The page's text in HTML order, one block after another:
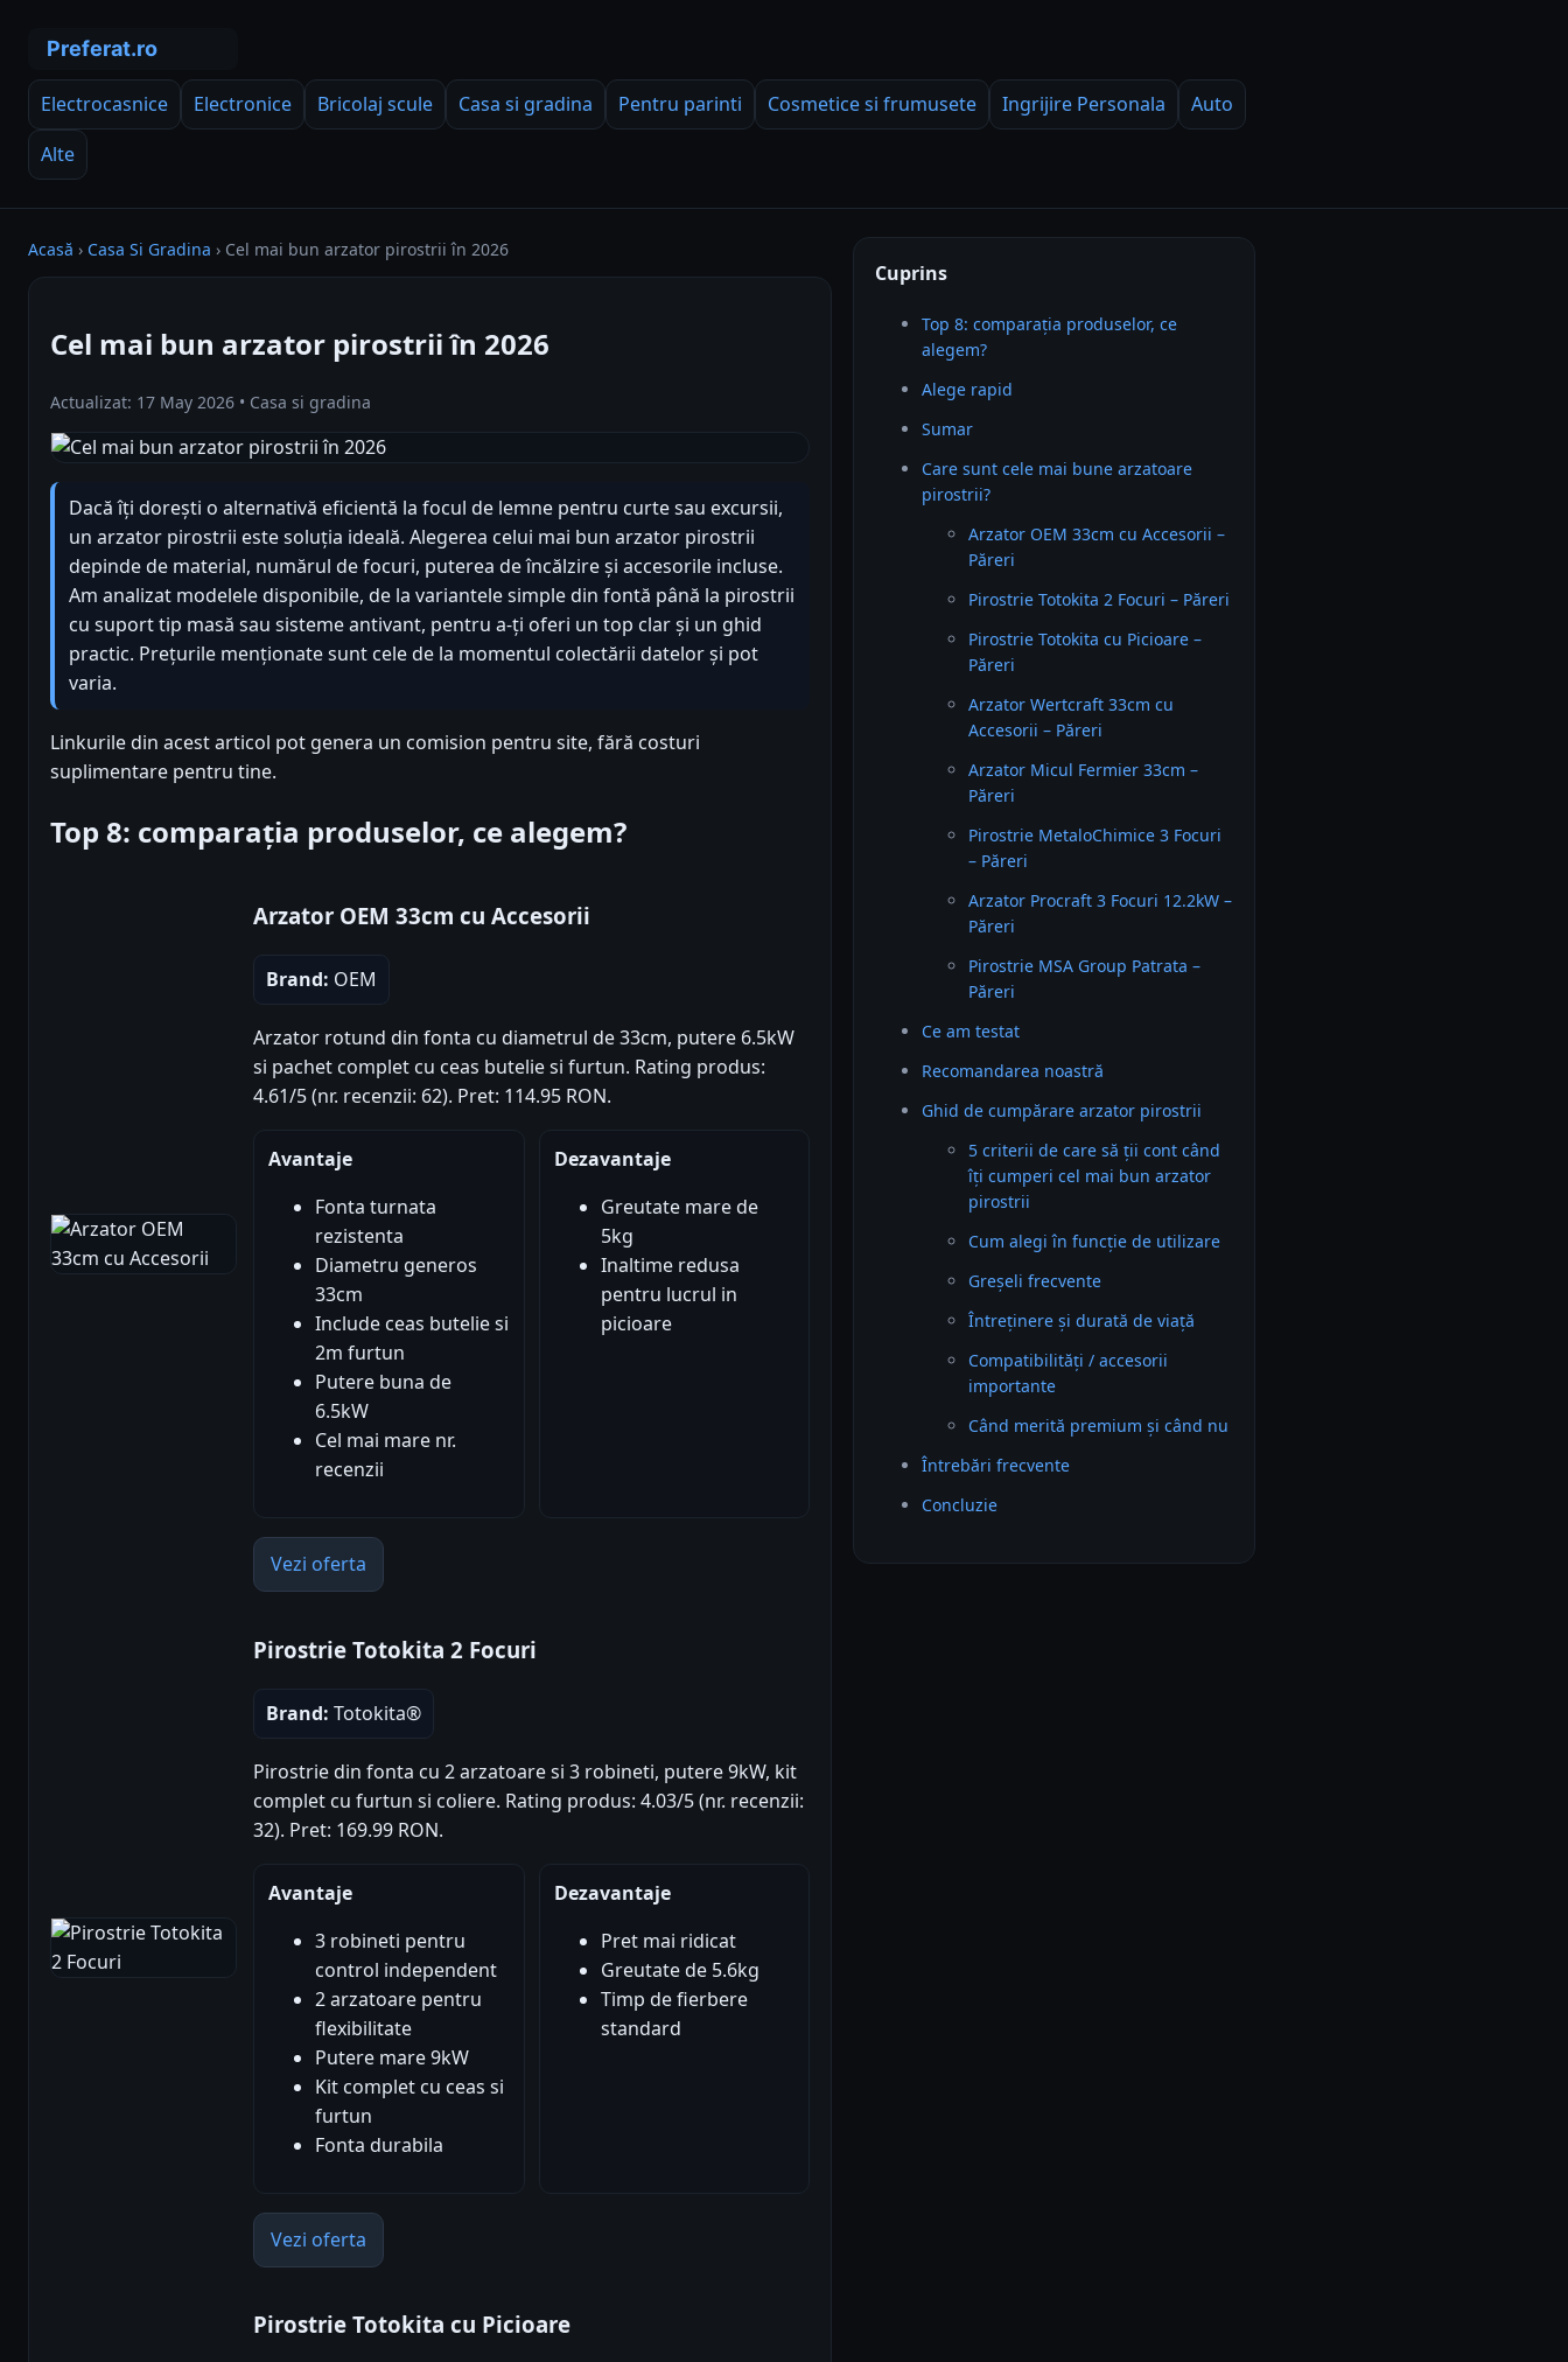
Electrocasnice Electronice Bricolaj scule Casa si gradina Pentru parinti Cosmetice si frumusete Ingrijire Personala
Auto
Alte
Acasă › Casa Si Gradina › Cel mai bun arzator pirostrii în 2026
Cel mai bun arzator pirostrii în 2026
Actualizat: 17 May 2026 • Casa si gradina
Dacă îți dorești o alternativă eficientă la focul de lemne pentru curte sau excursii,
un arzator pirostrii este soluția ideală. Alegerea celui mai bun arzator pirostrii
depinde de material, numărul de focuri, puterea de încălzire și accesorile incluse.
Am analizat modelele disponibile, de la variantele simple din fontă până la pirostrii
cu suport tip masă sau sisteme antivant, pentru a-ți oferi un top clar și un ghid
practic. Prețurile menționate sunt cele de la momentul colectării datelor și pot
varia.
Linkurile din acest articol pot genera un comision pentru site, fără costuri
suplimentare pentru tine.
Top 8: comparația produselor, ce alegem?
Arzator OEM 33cm cu Accesorii
Brand: OEM
Arzator rotund din fonta cu diametrul de 33cm, putere 6.5kW
si pachet complet cu ceas butelie si furtun. Rating produs:
4.61/5 (nr. recenzii: 62). Pret: 114.95 RON.
Avantaje
Fonta turnata
rezistenta
Diametru generos
33cm
Include ceas butelie si
2m furtun
Putere buna de
6.5kW
Cel mai mare nr.
recenzii
Dezavantaje
Greutate mare de
5kg
Inaltime redusa
pentru lucrul in
picioare
Vezi oferta
Pirostrie Totokita 2 Focuri
Brand: Totokita®
Pirostrie din fonta cu 2 arzatoare si 3 robineti, putere 9kW, kit
complet cu furtun si coliere. Rating produs: 4.03/5 (nr. recenzii:
32). Pret: 169.99 RON.
Avantaje
3 robineti pentru
control independent
2 arzatoare pentru
flexibilitate
Putere mare 9kW
Kit complet cu ceas si
furtun
Fonta durabila
Dezavantaje
Pret mai ridicat
Greutate de 5.6kg
Timp de fierbere
standard
Vezi oferta
Pirostrie Totokita cu Picioare
Cuprins
Top 8: comparația produselor, ce
alegem?
Alege rapid
Sumar
Care sunt cele mai bune arzatoare
pirostrii?
Arzator OEM 33cm cu Accesorii –
Păreri
Pirostrie Totokita 2 Focuri – Păreri
Pirostrie Totokita cu Picioare –
Păreri
Arzator Wertcraft 33cm cu
Accesorii – Păreri
Arzator Micul Fermier 33cm –
Păreri
Pirostrie MetaloChimice 3 Focuri
– Păreri
Arzator Procraft 3 Focuri 12.2kW –
Păreri
Pirostrie MSA Group Patrata –
Păreri
Ce am testat
Recomandarea noastră
Ghid de cumpărare arzator pirostrii
5 criterii de care să ții cont când
îți cumperi cel mai bun arzator
pirostrii
Cum alegi în funcție de utilizare
Greșeli frecvente
Întreținere și durată de viață
Compatibilități / accesorii
importante
Când merită premium și când nu
Întrebări frecvente
Concluzie